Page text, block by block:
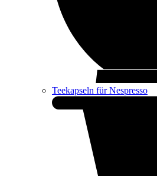
Teekapseln für Nespresso